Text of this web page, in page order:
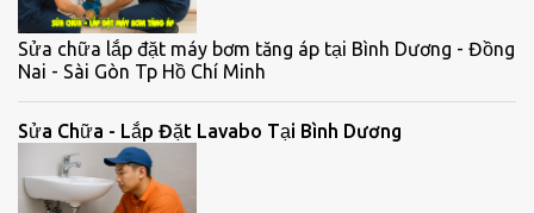
Sửa chữa lắp đặt máy bơm tăng áp tại Bình Dương - Đồng
Nai - Sài Gòn Tp Hồ Chí Minh
Sửa Chữa - Lắp Đặt Lavabo Tại Bình Dương